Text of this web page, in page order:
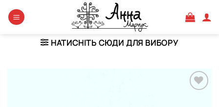
НАТИСНІТЬ СЮДИ ДЛЯ ВИБОРУ